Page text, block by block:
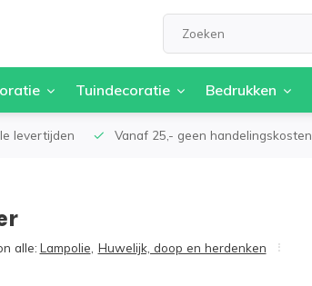
Tuindecoratie Bedrukken
levertijden Vanaf 25,- geen handelingskosten
alle: Lampolie Huwelijk, doop en herdenken